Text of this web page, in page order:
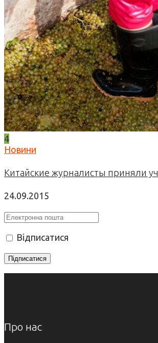
4
Новини
Китайские журналисты приняли
24.09.2015
Відписатися
Про нас